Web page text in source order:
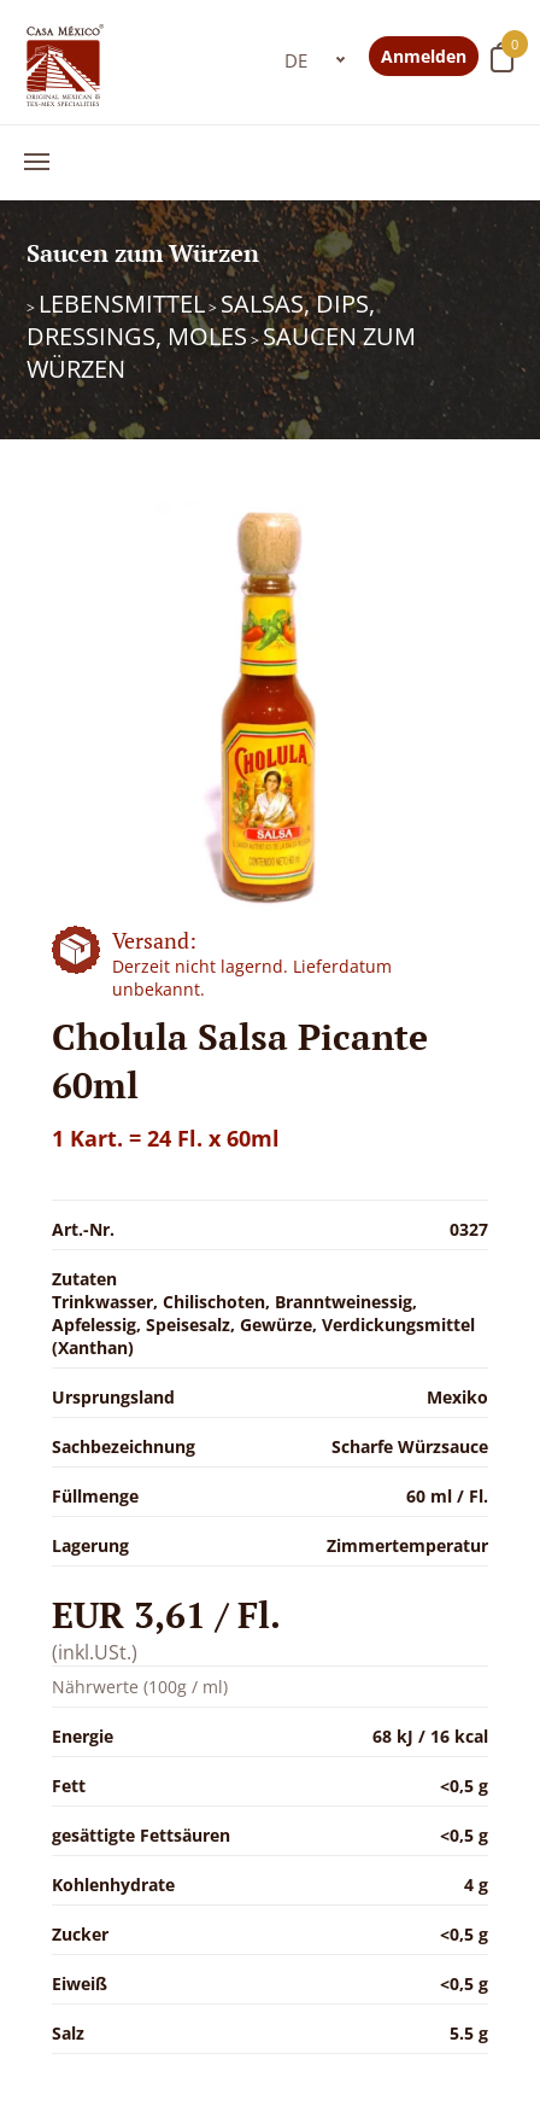
0
Anmelden
Saucen zum Würzen
> LEBENSMITTEL> SALSAS, DIPS,
DRESSINGS, MOLES >SAUCEN ZUM
WÜRZEN
Versand:
Derzeit nicht lagernd. Lieferdatum
unbekannt.
Cholula Salsa Picante
60ml
1 Kart. = 24 Fl. x 60ml
Art.-Nr. 0327
Zutaten
Trinkwasser, Chilischoten, Branntweinessig,
Apfelessig, Speisesalz, Gewürze, Verdickungsmittel
(Xanthan)
Ursprungsland Mexiko
Sachbezeichnung Scharfe Würzsauce
Füllmenge 60 ml / Fl.
Lagerung Zimmertemperatur
EUR 3,61 / Fl.
(inkl.USt.)
Nährwerte (100g / ml)
Energie 68 kJ / 16 kcal
Fett <0,5 g
gesättigte Fettsäuren <0,5 g
Kohlenhydrate 4 g
Zucker <0,5 g
Eiweiß <0,5 g
Salz 5.5 g